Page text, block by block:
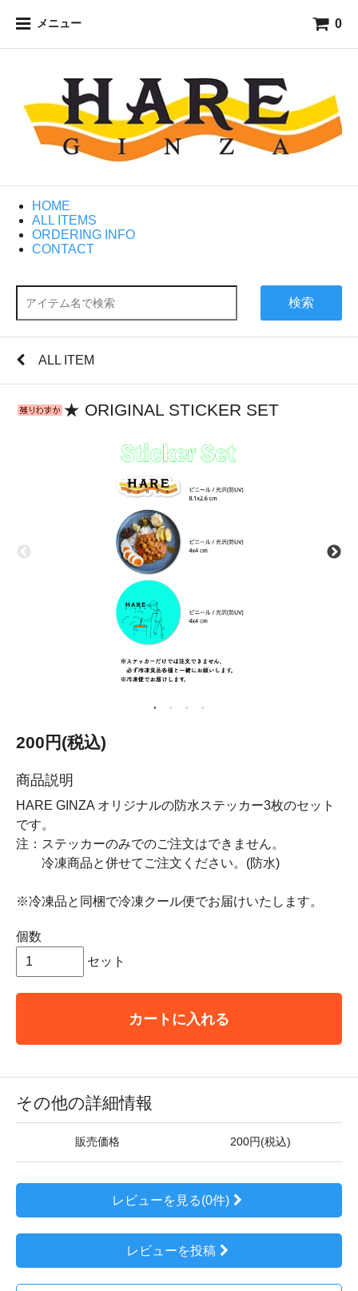
メニュー 0
HOME
ALL ITEMS
ORDERING INFO
CONTACT
検索
ALL ITEM
★ ORIGINAL STICKER SET
200円(税込)
商品説明
HARE GINZA オリジナルの防水ステッカー3枚のセット
です。
注：ステッカーのみでのご注文はできません。
冷凍商品と併せてご注文ください。(防水)
※冷凍品と同梱で冷凍クール便でお届けいたします。
個数
セット
カートに入れる
その他の詳細情報
販売価格 200円(税込)
レビューを見る(0件)
レビューを投稿